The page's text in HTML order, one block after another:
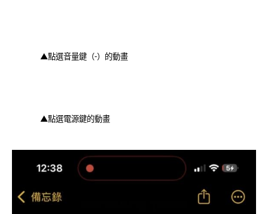
▲點選音量鍵（-）的動畫
▲點選電源鍵的動畫